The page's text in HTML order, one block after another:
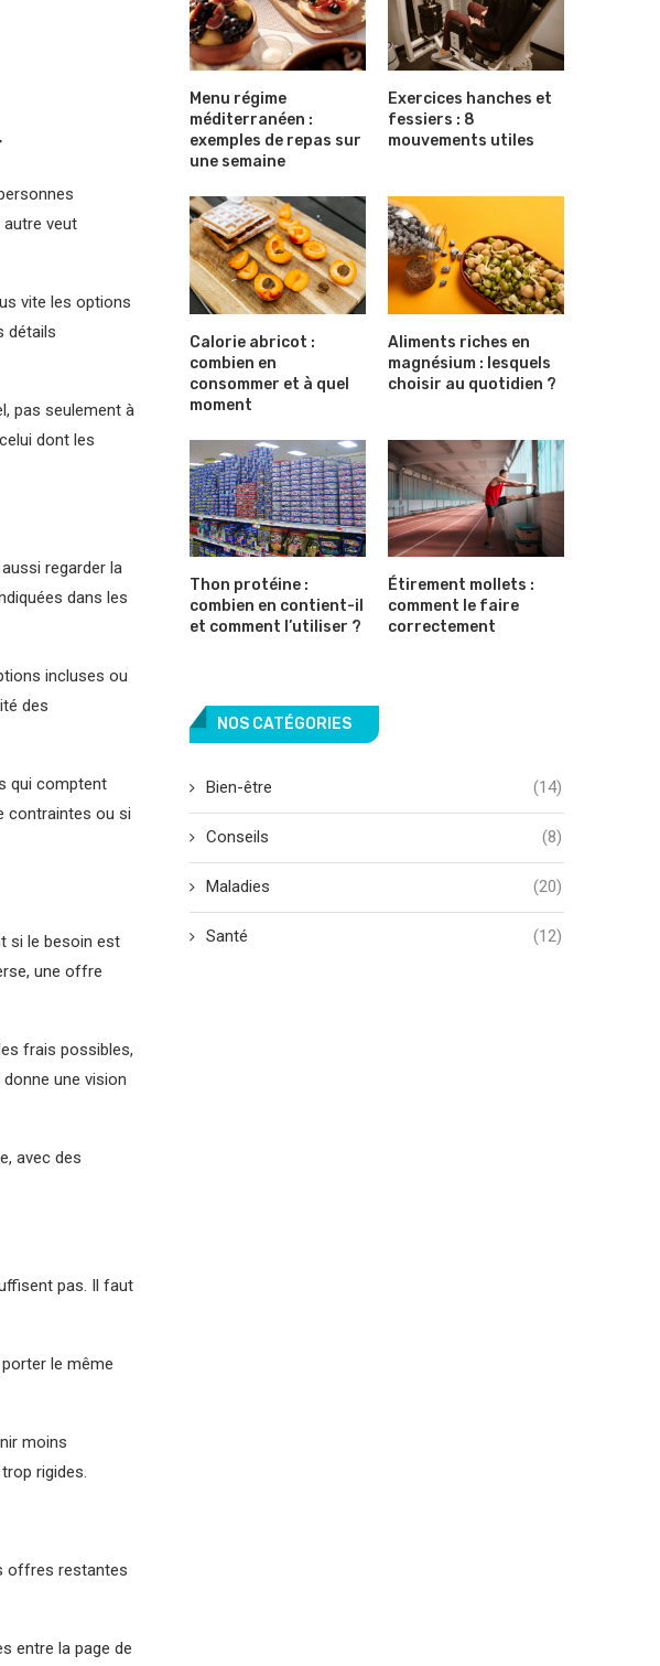
veut
vite les options
détails
pas seulement à
dont les
regarder la
dans les
incluses ou
des
qui comptent
contraintes ou si
si le besoin est
une offre
frais possibles,
une vision
avec des
pas. Il faut
le même
moins
rigides.
offres restantes
entre la page de
Menu régime
méditerranéen :
exemples de repas sur
une semaine
Exercices hanches et
fessiers : 8
mouvements utiles
Calorie abricot :
combien en
consommer et à quel
moment
Aliments riches en
magnésium : lesquels
choisir au quotidien ?
Thon protéine :
combien en contient-il
et comment l’utiliser ?
Étirement mollets :
comment le faire
correctement
NOS CATÉGORIES
Bien-être (14)
Conseils (8)
Maladies (20)
Santé (12)